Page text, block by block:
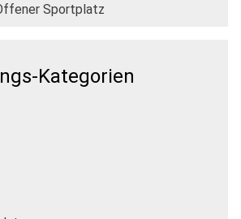
Sportplatz
Kategorien